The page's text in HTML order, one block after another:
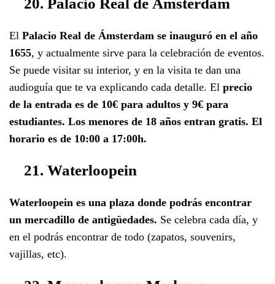
20. Palacio Real de Ámsterdam
El Palacio Real de Ámsterdam se inauguró en el año
1655, y actualmente sirve para la celebración de eventos.
Se puede visitar su interior, y en la visita te dan una
audioguía que te va explicando cada detalle. El precio
de la entrada es de 10€ para adultos y 9€ para
estudiantes. Los menores de 18 años entran gratis. El
horario es de 10:00 a 17:00h.
21. Waterloopein
Waterloopein es una plaza donde podrás encontrar
un mercadillo de antigüedades. Se celebra cada día, y
en el podrás encontrar de todo (zapatos, souvenirs,
vajillas, etc).